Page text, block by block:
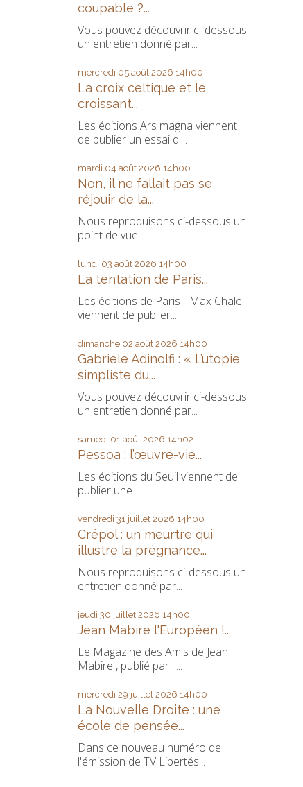
coupable ?...
Vous pouvez découvrir ci-dessous
un entretien donné par...
mercredi 05 août 2026 14h00
La croix celtique et le
croissant...
Les éditions Ars magna viennent
de publier un essai d'...
mardi 04 août 2026 14h00
Non, il ne fallait pas se
réjouir de la...
Nous reproduisons ci-dessous un
point de vue...
lundi 03 août 2026 14h00
La tentation de Paris...
Les éditions de Paris - Max Chaleil
viennent de publier...
dimanche 02 août 2026 14h00
Gabriele Adinolfi : « L’utopie
simpliste du...
Vous pouvez découvrir ci-dessous
un entretien donné par...
samedi 01 août 2026 14h02
Pessoa : l’œuvre-vie...
Les éditions du Seuil viennent de
publier une...
vendredi 31 juillet 2026 14h00
Crépol : un meurtre qui
illustre la prégnance...
Nous reproduisons ci-dessous un
entretien donné par...
jeudi 30 juillet 2026 14h00
Jean Mabire l'Européen !...
Le Magazine des Amis de Jean
Mabire , publié par l'...
mercredi 29 juillet 2026 14h00
La Nouvelle Droite : une
école de pensée...
Dans ce nouveau numéro de
l'émission de TV Libertés...